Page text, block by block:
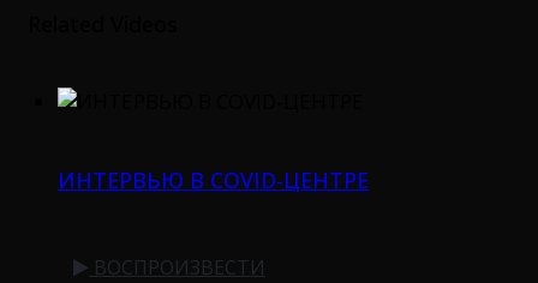
ИНТЕРВЬЮ В COVID-ЦЕНТРЕ
ВОСПРОИЗВЕСТИ